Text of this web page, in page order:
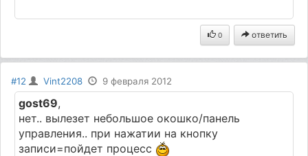
0 ответить
#12 Vint2208 9 февраля 2012
gost69,
нет.. вылезет небольшое окошко/панель
управления.. при нажатии на кнопку
записи=пойдет процесс